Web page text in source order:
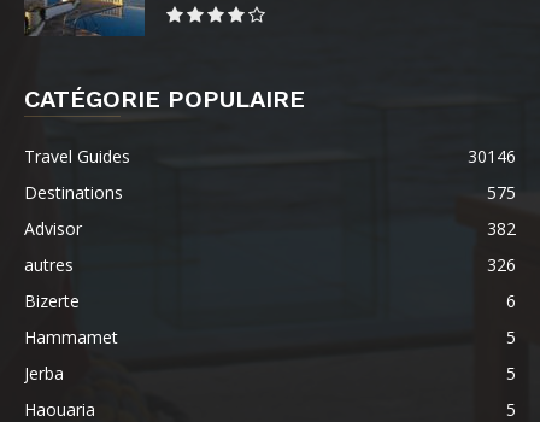
CATÉGORIE POPULAIRE
Travel Guides
30146
Destinations
575
Advisor
382
autres
326
Bizerte
6
Hammamet
5
Jerba
5
Haouaria
5